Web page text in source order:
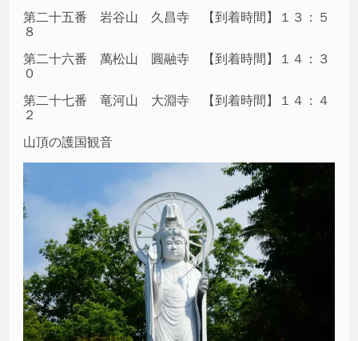
第二十五番 岩谷山 久昌寺 【到着時間】１３：５
８
第二十六番 萬松山 圓融寺 【到着時間】１４：３
０
第二十七番 竜河山 大淵寺 【到着時間】１４：４
２
山頂の護国観音